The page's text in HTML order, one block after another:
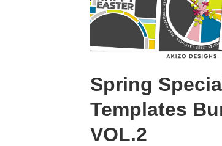
Spring
Templates
VOL.2